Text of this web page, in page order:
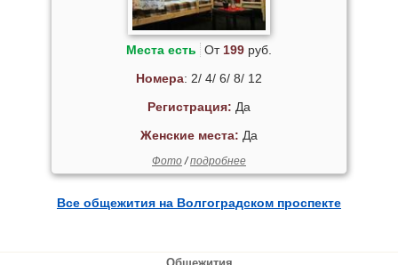
Места есть От 199руб.
Номера: 2/ 4/ 6/ 8/ 12
Регистрация: Да
Женские места: Да
Фото/подробнее
Все общежития на Волгоградском проспекте
Общежития